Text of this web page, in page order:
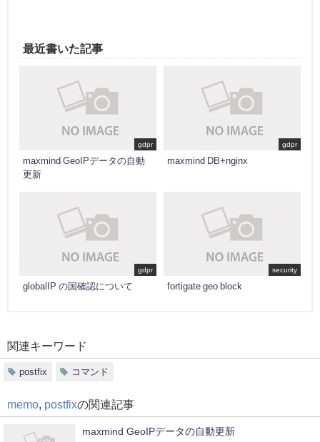
最近書いた記事
gdpr
maxmind GeoIPデータの自動
更新
gdpr
maxmind DB+nginx
gdpr
globalIP の国確認について
security
fortigate geo block
関連キーワード
postfix コマンド
memo postfixの関連記事
maxmind GeoIPデータの自動更新